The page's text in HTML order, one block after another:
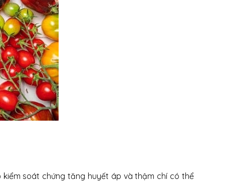
soát chứng tăng huyết áp và thậm chí có thể